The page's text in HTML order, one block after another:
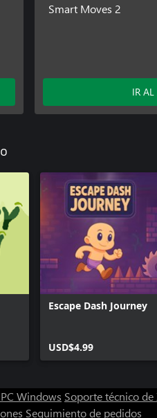
Smart Moves 2
IR AL
Escape Dash Journey
USD$4.99
Windows Soporte técnico de
Seguimiento de pedidos